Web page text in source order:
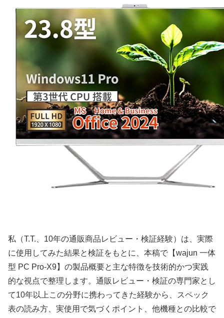
私（T.T.、10年の通販商品レビュー・検証経験）は、実際
に使用してみた結果と検証をもとに、本稿で【wajun 一体
型 PC Pro-X9】の製品概要と主な特徴を技術的かつ実践
的な視点で整理します。通販レビュー・検証の専門家とし
て10年以上この分野に携わってきた経験から、スペック
表の読み方、実使用で気づくポイント、他機種との比較で